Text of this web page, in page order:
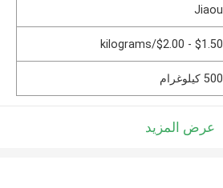
Jiaou
$1.50 - $2.00/kilograms
500 كيلوغرام
عرض المزيد